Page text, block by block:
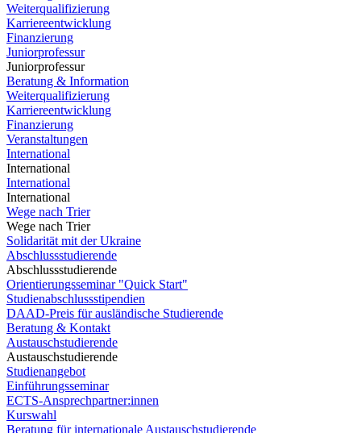
Weiterqualifizierung
Karriereentwicklung
Finanzierung
Juniorprofessur
Juniorprofessur
Beratung & Information
Weiterqualifizierung
Karriereentwicklung
Finanzierung
Veranstaltungen
International
International
International
International
Wege nach Trier
Wege nach Trier
Solidarität mit der Ukraine
Abschlussstudierende
Abschlussstudierende
Orientierungsseminar "Quick Start"
Studienabschlussstipendien
DAAD-Preis für ausländische Studierende
Beratung & Kontakt
Austauschstudierende
Austauschstudierende
Studienangebot
Einführungsseminar
ECTS-Ansprechpartner:innen
Kurswahl
Beratung für internationale Austauschstudierende